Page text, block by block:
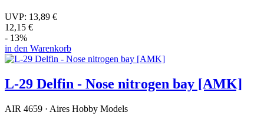
UVP: 13,89 €
12,15 €
- 13%
in den Warenkorb
L-29 Delfin - Nose nitrogen bay [AMK]
AIR 4659 · Aires Hobby Models